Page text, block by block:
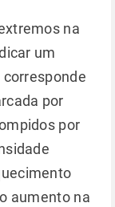
na
um
por
por
aumento na